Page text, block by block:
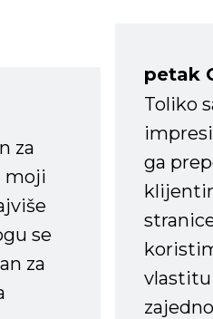
za
moji
se
za
petak
Toliko
ga